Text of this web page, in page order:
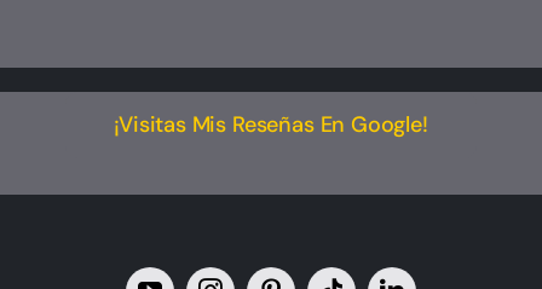
¡Visitas Mis Reseñas En Google!